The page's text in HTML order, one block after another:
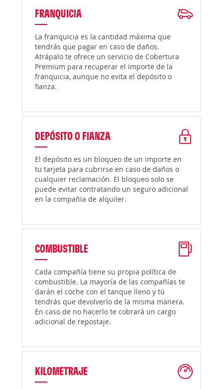
FRANQUICIA
La franquicia es la cantidad máxima que
tendrás que pagar en caso de daños.
Atrápalo te ofrece un servicio de Cobertura
Premium para recuperar el importe de la
franquicia, aunque no evita el depósito o
fianza.
DEPÓSITO O FIANZA
El depósito es un bloqueo de un importe en
tu tarjeta para cubrirse en caso de daños o
cualquier reclamación. El bloqueo solo se
puede evitar contratando un seguro adicional
en la compañía de alquiler.
COMBUSTIBLE
Cada compañía tiene su propia política de
combustible. La mayoría de las compañías te
darán el coche con el tanque lleno y tú
tendrás que devolverlo de la misma manera.
En caso de no hacerlo te cobrará un cargo
adicional de repostaje.
KILOMETRAJE